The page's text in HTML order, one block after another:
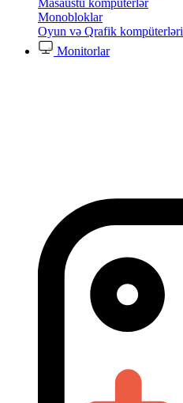
Monobloklar
Oyun və Qrafik kompüterləri
Monitorlar